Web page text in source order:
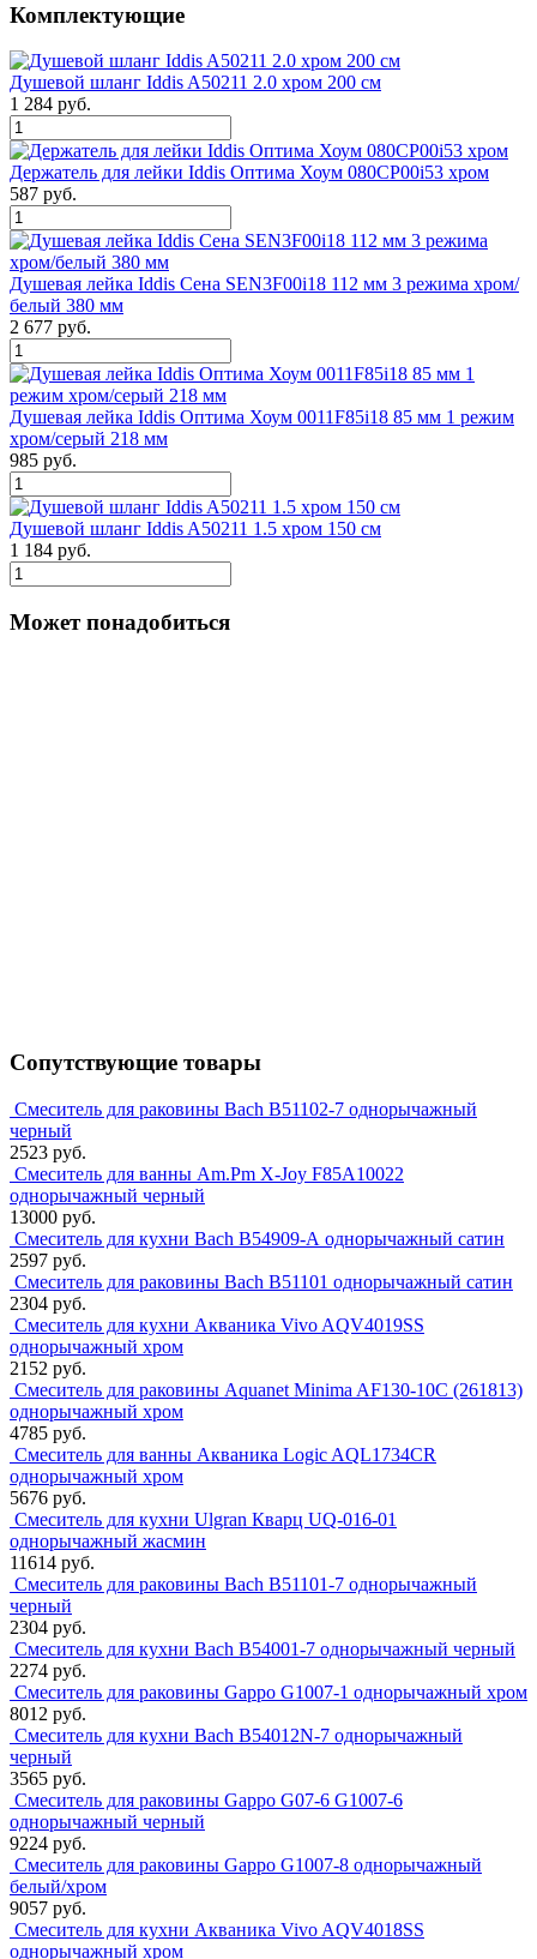
Комплектующие
Душевой шланг Iddis A50211 2.0 хром 200 см
1 284 руб.
Держатель для лейки Iddis Оптима Хоум 080CP00i53 хром
587 руб.
Душевая лейка Iddis Сена SEN3F00i18 112 мм 3 режима хром/
белый 380 мм
2 677 руб.
Душевая лейка Iddis Оптима Хоум 0011F85i18 85 мм 1 режим
хром/серый 218 мм
985 руб.
Душевой шланг Iddis A50211 1.5 хром 150 см
1 184 руб.
Может понадобиться
Сопутствующие товары
Смеситель для раковины Bach В51102-7 однорычажный
черный
2523 руб.
Смеситель для ванны Am.Pm X-Joy F85A10022
однорычажный черный
13000 руб.
Смеситель для кухни Bach В54909-А однорычажный сатин
2597 руб.
Смеситель для раковины Bach В51101 однорычажный сатин
2304 руб.
Смеситель для кухни Акваника Vivo AQV4019SS
однорычажный хром
2152 руб.
Смеситель для раковины Aquanet Minima AF130-10C (261813)
однорычажный хром
4785 руб.
Смеситель для ванны Акваника Logic AQL1734CR
однорычажный хром
5676 руб.
Смеситель для кухни Ulgran Кварц UQ-016-01
однорычажный жасмин
11614 руб.
Смеситель для раковины Bach В51101-7 однорычажный
черный
2304 руб.
Смеситель для кухни Bach В54001-7 однорычажный черный
2274 руб.
Смеситель для раковины Gappo G1007-1 однорычажный хром
8012 руб.
Смеситель для кухни Bach В54012N-7 однорычажный
черный
3565 руб.
Смеситель для раковины Gappo G07-6 G1007-6
однорычажный черный
9224 руб.
Смеситель для раковины Gappo G1007-8 однорычажный
белый/хром
9057 руб.
Смеситель для кухни Акваника Vivo AQV4018SS
однорычажный хром